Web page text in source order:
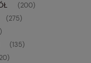
(200)
(275)
(135)